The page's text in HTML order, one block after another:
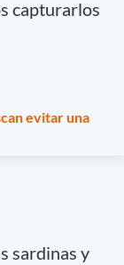
capturarlos
evitar una
sardinas y